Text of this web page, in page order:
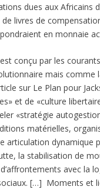
dues aux Africains
livres de
en monnaie
conçu par les
mais
sur Le Plan pour
et de «culture
«stratégie
matérielles,
articulation dynamique
la stabilisation de
avec la
[…] Moments et